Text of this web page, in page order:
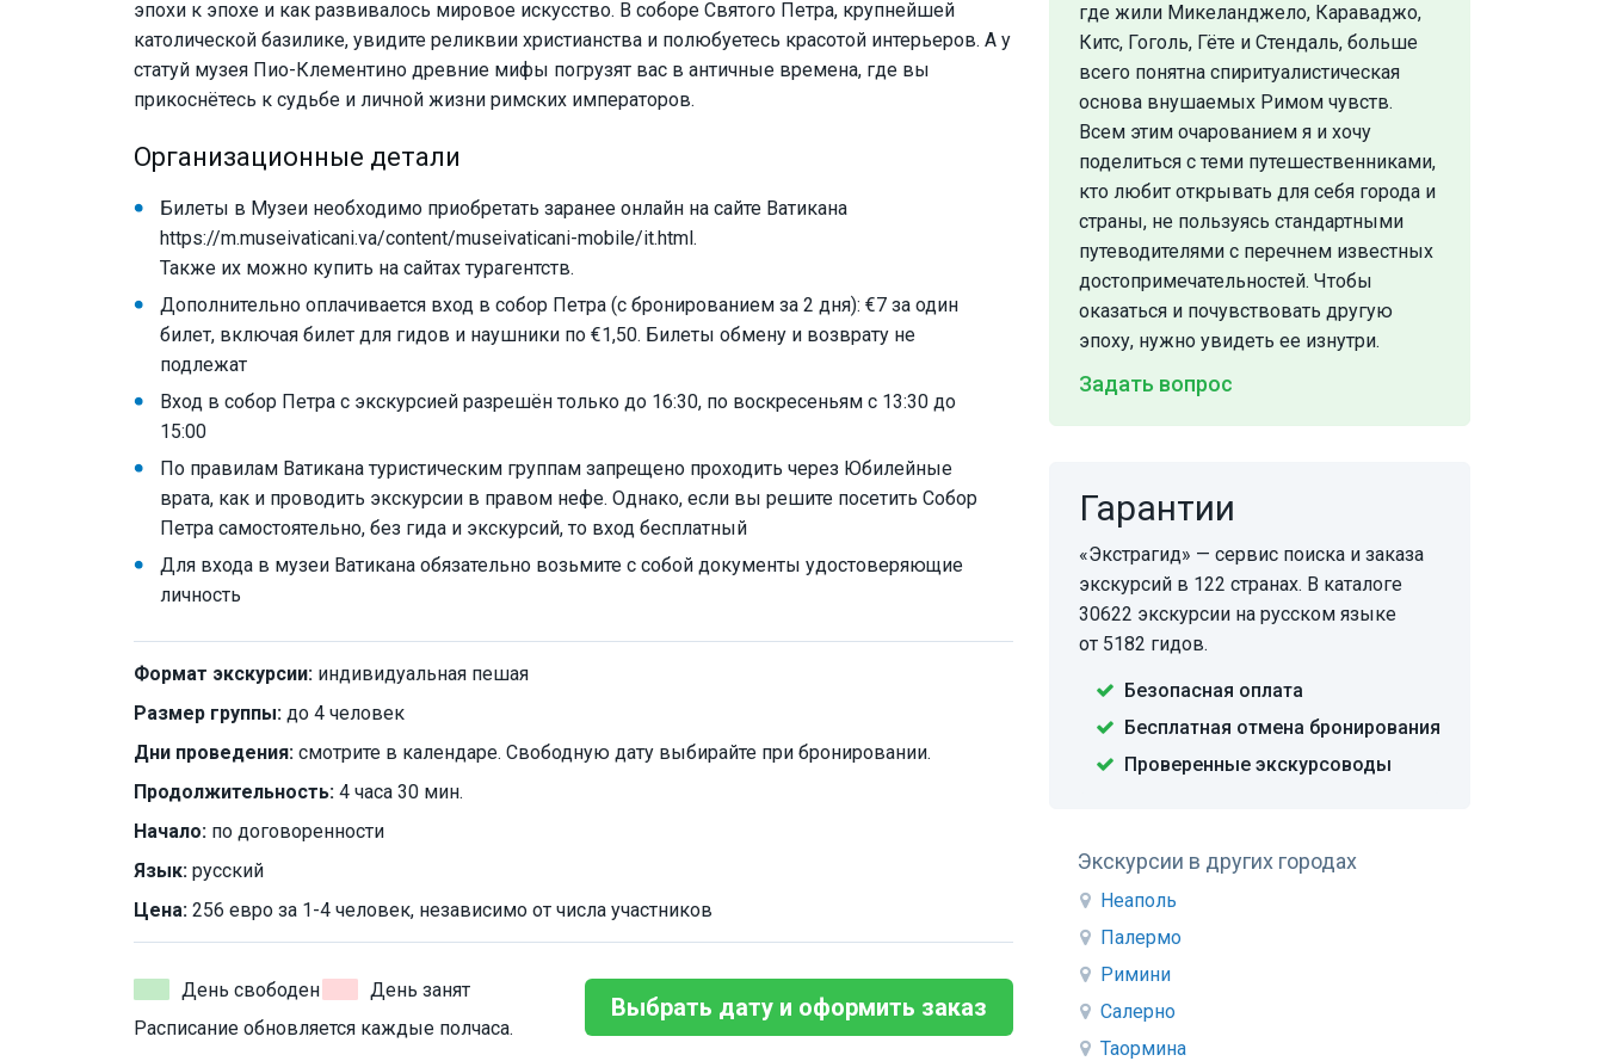
эпохи к эпохе и как развивалось мировое искусство. В соборе Святого Петра, крупнейшей
католической базилике, увидите реликвии христианства и полюбуетесь красотой интерьеров. А у
статуй музея Пио-Клементино древние мифы погрузят вас в античные времена, где вы
прикоснётесь к судьбе и личной жизни римских императоров.
Организационные детали
Билеты в Музеи необходимо приобретать заранее онлайн на сайте Ватикана
https://m.museivaticani.va/content/museivaticani-mobile/it.html.
Также их можно купить на сайтах турагентств.
Дополнительно оплачивается вход в собор Петра (с бронированием за 2 дня): €7 за один
билет, включая билет для гидов и наушники по €1,50. Билеты обмену и возврату не
подлежат
Вход в собор Петра с экскурсией разрешён только до 16:30, по воскресеньям с 13:30 до
15:00
По правилам Ватикана туристическим группам запрещено проходить через Юбилейные
врата, как и проводить экскурсии в правом нефе. Однако, если вы решите посетить Собор
Петра самостоятельно, без гида и экскурсий, то вход бесплатный
Для входа в музеи Ватикана обязательно возьмите с собой документы удостоверяющие
личность
Формат экскурсии: индивидуальная пешая
Размер группы: до 4 человек
Дни проведения: смотрите в календаре. Свободную дату выбирайте при бронировании.
Продолжительность: 4 часа 30 мин.
Начало: по договоренности
Язык: русский
Цена: 256 евро за 1-4 человек, независимо от числа участников
День свободен
День занят
Расписание обновляется каждые полчаса.
Выбрать дату и оформить заказ
где жили Микеланджело, Караваджо,
Китс, Гоголь, Гёте и Стендаль, больше
всего понятна спиритуалистическая
основа внушаемых Римом чувств.
Всем этим очарованием я и хочу
поделиться с теми путешественниками,
кто любит открывать для себя города и
страны, не пользуясь стандартными
путеводителями с перечнем известных
достопримечательностей. Чтобы
оказаться и почувствовать другую
эпоху, нужно увидеть ее изнутри.
Задать вопрос
Гарантии
«Экстрагид» — сервис поиска и заказа
экскурсий в 122 странах. В каталоге
30622 экскурсии на русском языке
от 5182 гидов.
Безопасная оплата
Бесплатная отмена бронирования
Проверенные экскурсоводы
Экскурсии в других городах
Неаполь
Палермо
Римини
Салерно
Таормина